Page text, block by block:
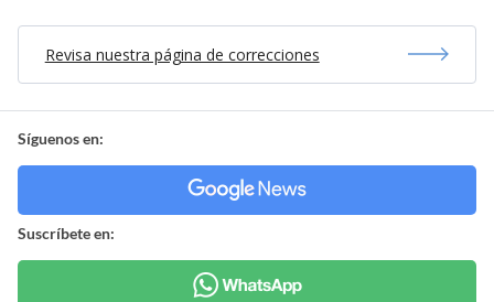
Revisa nuestra página de correcciones
Síguenos en:
Suscríbete en: